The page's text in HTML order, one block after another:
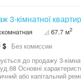
супермаркет • парк та інші
3-кімнатної
67.7 м2
$ Без комиссии
3-кімнатна квартира,без ремонту,проспект
роздільний Потрібен
або капітальний